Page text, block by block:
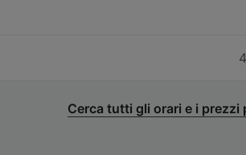
Cerca tutti gli orari e i prezzi